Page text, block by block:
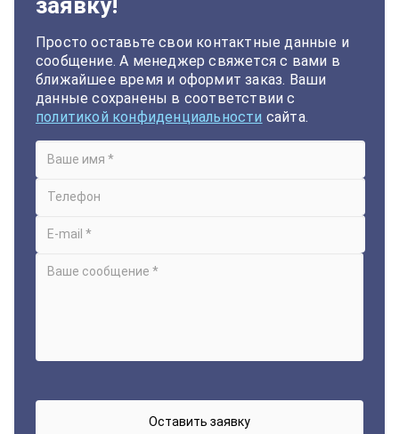
Просто оставьте свои контактные данные и
сообщение. А менеджер свяжется с вами в
ближайшее время и оформит заказ. Ваши
данные сохранены в соответствии с
политикой конфиденциальности сайта.